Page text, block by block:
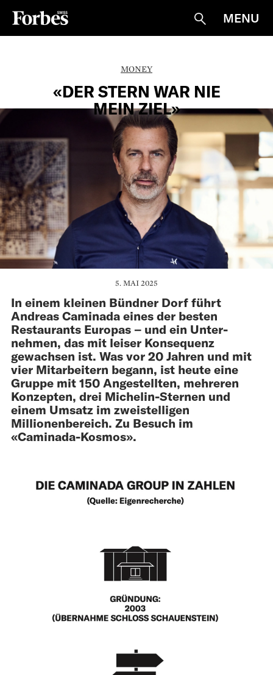
Suche
MENU
MONEY
«DER STERN WAR NIE
MEIN ZIEL»
5. MAI 2025
In einem kleinen Bündner Dorf führt
Andreas Caminada eines der besten
Restaurants Europas – und ein Unter­
nehmen, das mit leiser Konsequenz
gewachsen ist. Was vor 20 Jahren und mit
vier Mitarbeitern begann, ist heute eine
Gruppe mit 150 Angestellten, mehreren
Konzepten, drei Michelin-Sternen und
einem Umsatz im zwei­stelligen
Millionenbereich. Zu Besuch im
«Caminada-Kosmos».